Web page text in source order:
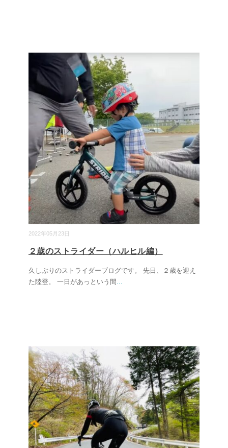
2022年05月23日
２歳のストライダー（ハルヒル編）
久しぶりのストライダーブログです。 先日、２歳を迎え
た陸登。 一日があっという間 ...